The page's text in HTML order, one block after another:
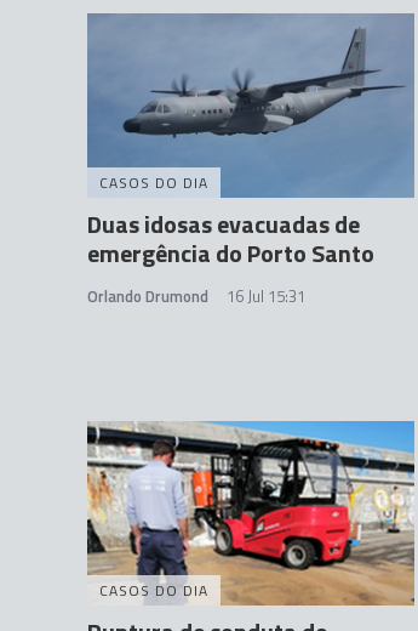
CASOS DO DIA
Duas idosas evacuadas de
emergência do Porto Santo
Orlando Drumond 16 Jul 15:31
CASOS DO DIA